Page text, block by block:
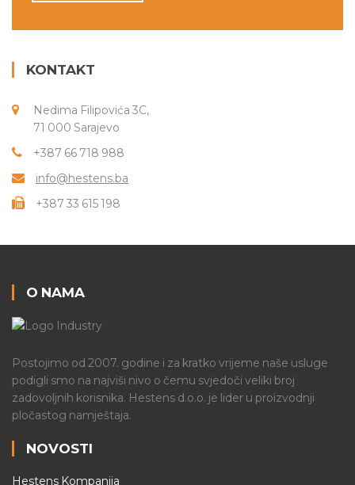
KONTAKT
Nedima Filipovića 3C,
71 000 Sarajevo
+387 66 718 988
info@hestens.ba
+387 33 615 198
O NAMA
Postojimo od 2007. godine i za kratko vrijeme naše usluge
podigli smo na najviši nivo o čemu svjedoči veliki broj
zadovoljnih korisnika. Hestens d.o.o. je lider u proizvodnji
pločastog namještaja.
NOVOSTI
Hestens Kompanija